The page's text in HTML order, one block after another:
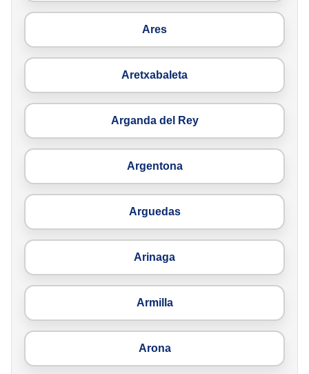
Ares
Aretxabaleta
Arganda del Rey
Argentona
Arguedas
Arinaga
Armilla
Arona